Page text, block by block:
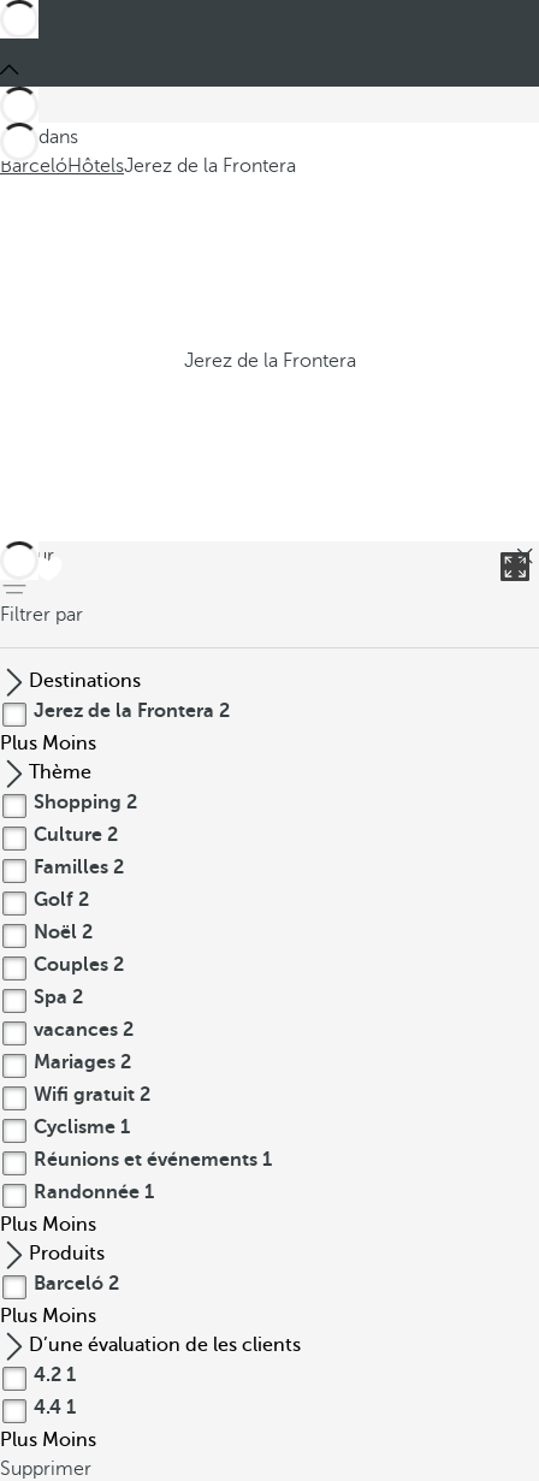
Ces dans
BarcelóHôtelsJerez de la Frontera
Jerez de la Frontera
retour
Filtrer par
Destinations
Jerez de la Frontera 2
Plus Moins
Thème
Shopping 2
Culture 2
Familles 2
Golf 2
Noël 2
Couples 2
Spa 2
vacances 2
Mariages 2
Wifi gratuit 2
Cyclisme 1
Réunions et événements 1
Randonnée 1
Plus Moins
Produits
Barceló 2
Plus Moins
D’une évaluation de les clients
4.2 1
4.4 1
Plus Moins
Supprimer